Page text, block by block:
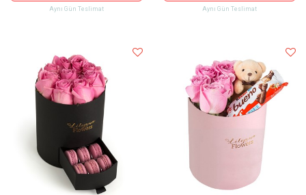
Aynı Gün Teslimat
Aynı Gün Teslimat